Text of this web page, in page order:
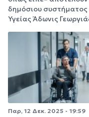
δημόσιου
Υγείας Άδωνις
Παρ, 12 Δεκ. 2025 - 19:59